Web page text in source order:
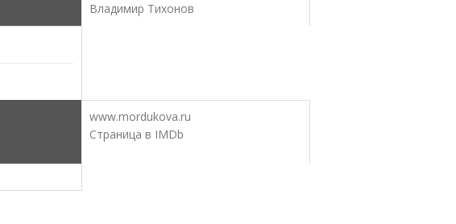
Владимир Тихонов
www.mordukova.ru
Страница в IMDb